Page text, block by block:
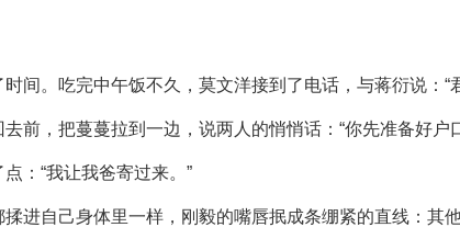
间。吃完中午饭不久，莫文洋接到了电话，与蒋衍说：“
前，把蔓蔓拉到一边，说两人的悄悄话：“你先准备好户
：“我让我爸寄过来。”
进自己身体里一样，刚毅的嘴唇抿成条绷紧的直线：其